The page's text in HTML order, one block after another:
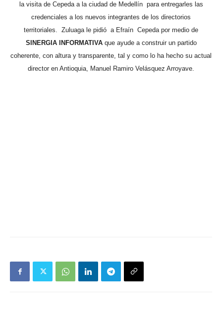
la visita de Cepeda a la ciudad de Medellín para entregarles las
credenciales a los nuevos integrantes de los directorios
territoriales. Zuluaga le pidió a Efraín Cepeda por medio de
SINERGIA INFORMATIVA que ayude a construir un partido
coherente, con altura y transparente, tal y como lo ha hecho su actual
director en Antioquia, Manuel Ramiro Velásquez Arroyave.